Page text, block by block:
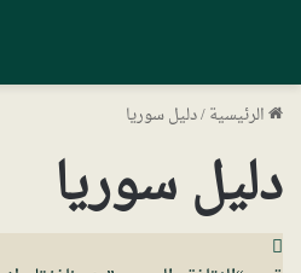
الرئيسية/دليل سوريا
دليل سوريا